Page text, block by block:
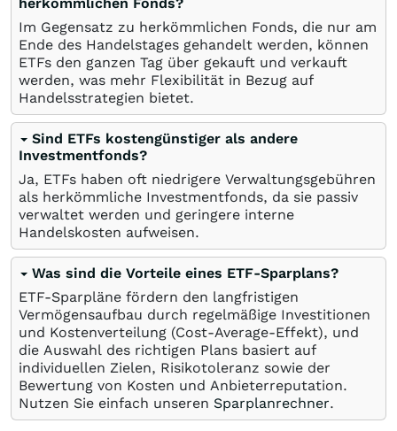
Im Gegensatz zu herkömmlichen Fonds, die nur am
Ende des Handelstages gehandelt werden, können
ETFs den ganzen Tag über gekauft und verkauft
werden, was mehr Flexibilität in Bezug auf
Handelsstrategien bietet.
Sind ETFs kostengünstiger als andere
Investmentfonds?
Ja, ETFs haben oft niedrigere Verwaltungsgebühren
als herkömmliche Investmentfonds, da sie passiv
verwaltet werden und geringere interne
Handelskosten aufweisen.
Was sind die Vorteile eines ETF-Sparplans?
ETF-Sparpläne fördern den langfristigen
Vermögensaufbau durch regelmäßige Investitionen
und Kostenverteilung (Cost-Average-Effekt), und
die Auswahl des richtigen Plans basiert auf
individuellen Zielen, Risikotoleranz sowie der
Bewertung von Kosten und Anbieterreputation.
Nutzen Sie einfach unseren Sparplanrechner.